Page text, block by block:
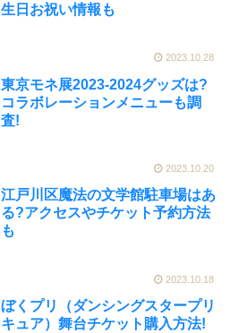
生日お祝い情報も
2023.10.28
東京モネ展2023‐2024グッズは?
コラボレーションメニューも調
査!
2023.10.20
江戸川区魔法の文学館駐車場はあ
る?アクセスやチケット予約方法
も
2023.10.18
ぼくプリ（ダンシングスタープリ
キュア）舞台チケット購入方法!